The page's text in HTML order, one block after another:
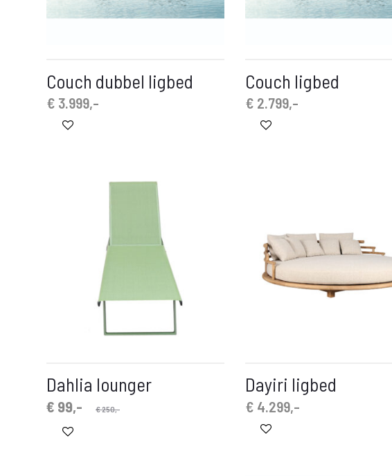
Couch dubbel ligbed
€ 3.999,-
Couch ligbed
€ 2.799,-
Dahlia lounger
€250,-
Oorspronkelijke
prijs
€ 99,-
Huidige
Dayiri ligbed
€ 4.299,-